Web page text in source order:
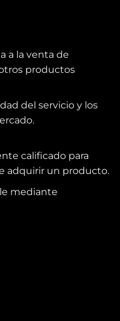
a la venta de
productos
del servicio y los
calificado para
adquirir un producto.
mediante